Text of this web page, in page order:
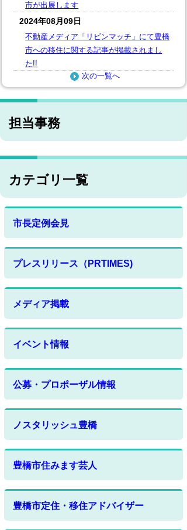
市が出展します
2024年08月09日
不動産メディア「リビンマッチ」にて豊橋
市への移住に関する記事が掲載されまし
た!!
次の一覧へ
担当事務
カテゴリ一覧
市長定例会見
プレスリリース（PRTIMES)
メディア掲載
イベント情報
公募・プロポーザル情報
ノスタリッシュ豊橋
豊橋市住みます芸人
豊橋市定住・移住アドバイザー